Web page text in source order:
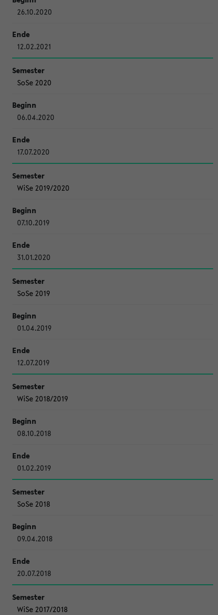
26.10.2020
12.02.2021
SoSe 2020
06.04.2020
17.07.2020
WiSe 2019/2020
07.10.2019
31.01.2020
SoSe 2019
01.04.2019
12.07.2019
WiSe 2018/2019
08.10.2018
01.02.2019
SoSe 2018
09.04.2018
20.07.2018
WiSe 2017/2018